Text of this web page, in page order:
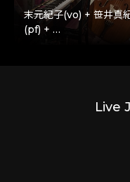
末元紀子(vo) + 笹井真
(pf) + …
Live